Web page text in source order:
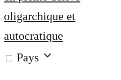
oligarchique et
autocratique
Pays